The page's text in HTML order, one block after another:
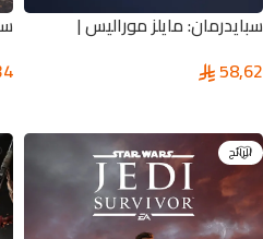
سبايدرمان: مايلز موراليس |
58,62
الرائج